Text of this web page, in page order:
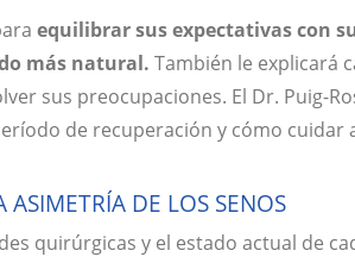
equilibrar sus expectativas con
más natural. También le explicará
sus preocupaciones. El Dr. Puig-
de recuperación y cómo cuidar
DE LOS SENOS
quirúrgicas y el estado actual de